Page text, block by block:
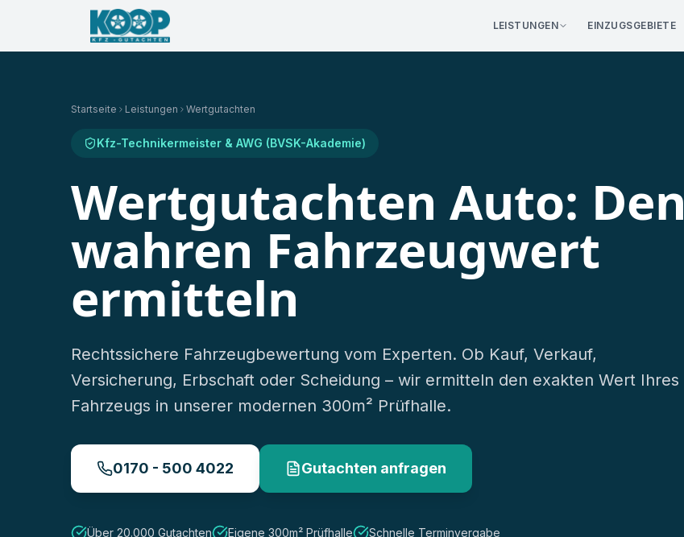
LEISTUNGEN EINZUGSGEBIETE
Startseite Leistungen Wertgutachten
Kfz-Technikermeister & AWG (BVSK-Akademie)
Wertgutachten Auto: Den
wahren Fahrzeugwert
ermitteln
Rechtssichere Fahrzeugbewertung vom Experten. Ob Kauf, Verkauf,
Versicherung, Erbschaft oder Scheidung – wir ermitteln den exakten Wert Ihres
Fahrzeugs in unserer modernen 300m² Prüfhalle.
0170 - 500 4022 Gutachten anfragen
Über 20.000 Gutachten Eigene 300m² Prüfhalle Schnelle Terminvergabe
Jetzt erreichbar